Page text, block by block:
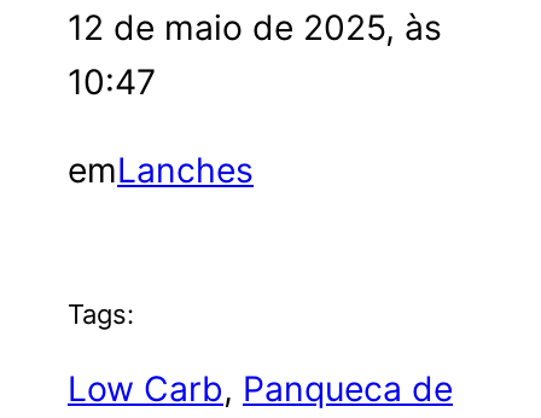
12 de maio de 2025, às
10:47
emLanches
Tags:
Low Carb, Panqueca de